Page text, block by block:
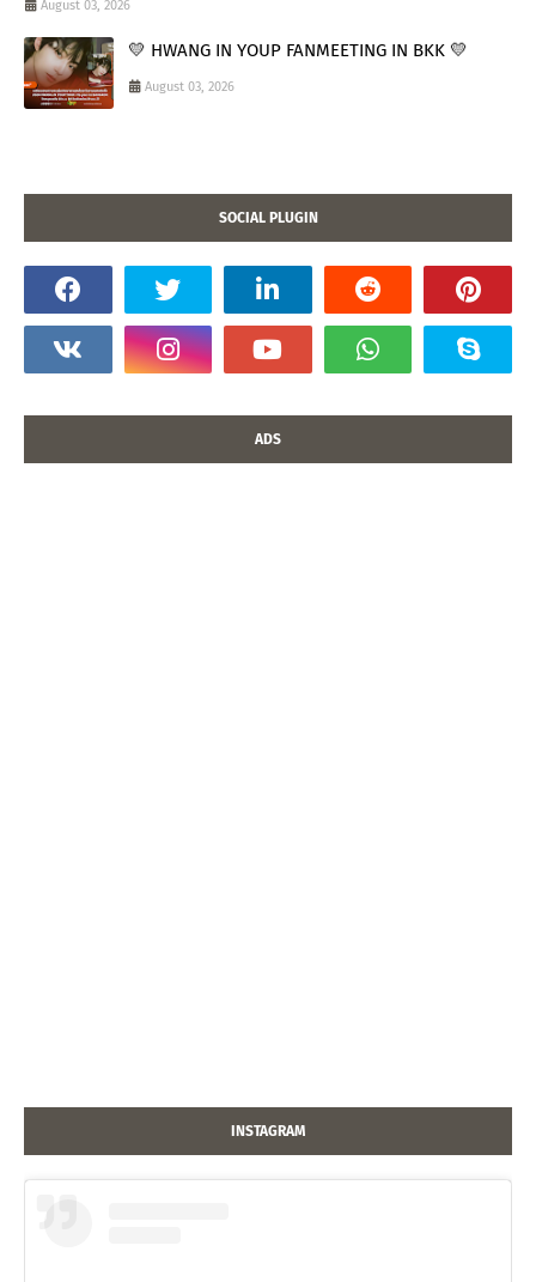
August 03, 2026
💛 HWANG IN YOUP FANMEETING IN BKK 💛
August 03, 2026
SOCIAL PLUGIN
ADS
INSTAGRAM